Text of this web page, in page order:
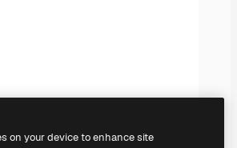
on your device to enhance site